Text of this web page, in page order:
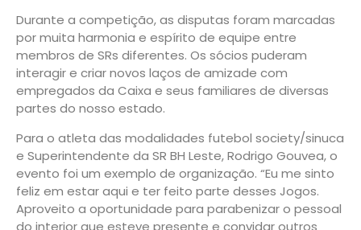
Durante a competição, as disputas foram marcadas
por muita harmonia e espírito de equipe entre
membros de SRs diferentes. Os sócios puderam
interagir e criar novos laços de amizade com
empregados da Caixa e seus familiares de diversas
partes do nosso estado.
Para o atleta das modalidades futebol society/sinuca
e Superintendente da SR BH Leste, Rodrigo Gouvea, o
evento foi um exemplo de organização. “Eu me sinto
feliz em estar aqui e ter feito parte desses Jogos.
Aproveito a oportunidade para parabenizar o pessoal
do interior que esteve presente e convidar outros